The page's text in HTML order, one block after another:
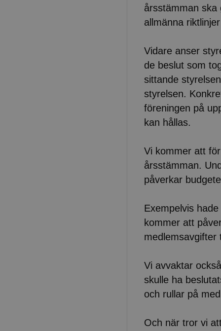
årsstämman ska
allmänna
Vidare anser
de beslut som
sittande
styrelsen.
föreningen på
kan hållas.
Vi kommer att
årsstämman.
påverkar
Exempelvis
kommer att
medlemsavgifter
Vi avvaktar
skulle ha
och rullar på
Och när tror vi